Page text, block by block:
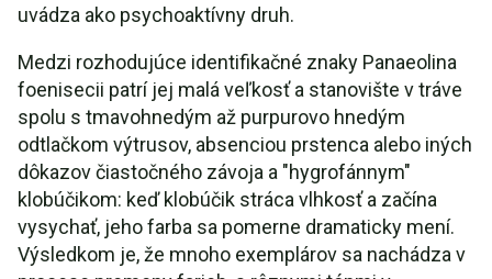
uvádza ako psychoaktívny druh.
Medzi rozhodujúce identifikačné znaky Panaeolina
foenisecii patrí jej malá veľkosť a stanovište v tráve
spolu s tmavohnedým až purpurovo hnedým
odtlačkom výtrusov, absenciou prstenca alebo iných
dôkazov čiastočného závoja a "hygrofánnym"
klobúčikom: keď klobúčik stráca vlhkosť a začína
vysychať, jeho farba sa pomerne dramaticky mení.
Výsledkom je, že mnoho exemplárov sa nachádza v